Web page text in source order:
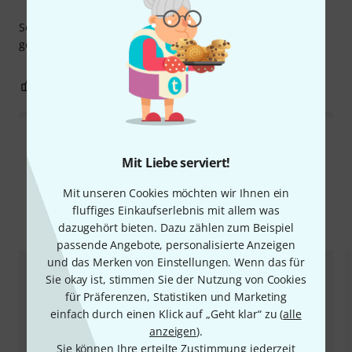
Mit Liebe serviert!
Mit unseren Cookies möchten wir Ihnen ein
fluffiges Einkaufserlebnis mit allem was
dazugehört bieten. Dazu zählen zum Beispiel
passende Angebote, personalisierte Anzeigen
und das Merken von Einstellungen. Wenn das für
Sie okay ist, stimmen Sie der Nutzung von Cookies
für Präferenzen, Statistiken und Marketing
einfach durch einen Klick auf „Geht klar“ zu (alle
anzeigen).
Sie können Ihre erteilte Zustimmung jederzeit
Sehr schöne Sammlung von ganzen Einsingprogrammen,
gerade für Chorarbeit wärmstens zu empfehlen
BEWERTUNG MELDEN
Alternativen vergleichen